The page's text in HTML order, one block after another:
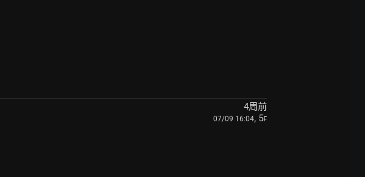
4周前
07/09 16:04, 5F